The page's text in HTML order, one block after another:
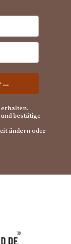
...
bestätige
ändern oder